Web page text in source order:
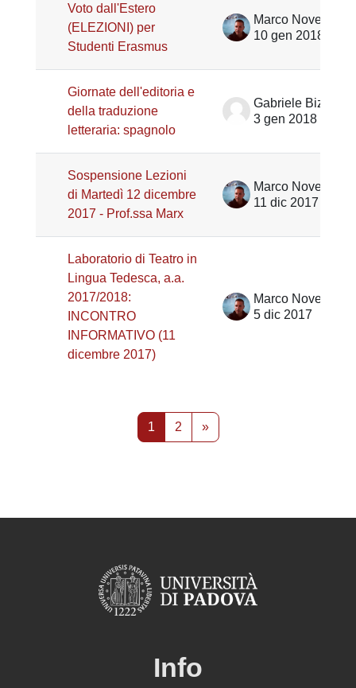
Voto dall'Estero
(ELEZIONI) per
Studenti Erasmus
Marco Noventa
10 gen 2018
Giornate dell'editoria e
della traduzione
letteraria: spagnolo
Gabriele Bizzarri
3 gen 2018
Sospensione Lezioni
di Martedì 12 dicembre
2017 - Prof.ssa Marx
Marco Noventa
11 dic 2017
Laboratorio di Teatro in
Lingua Tedesca, a.a.
2017/2018:
INCONTRO
INFORMATIVO (11
dicembre 2017)
Marco Noventa
5 dic 2017
1 Pagina 1
2Pagina 2
»Pagina successiva
Info